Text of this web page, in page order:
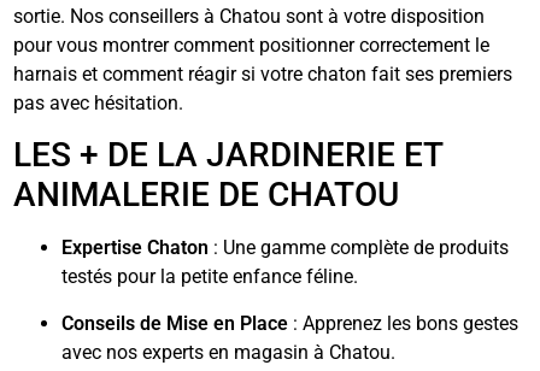
sortie. Nos conseillers à Chatou sont à votre disposition
pour vous montrer comment positionner correctement le
harnais et comment réagir si votre chaton fait ses premiers
pas avec hésitation.
LES + DE LA JARDINERIE ET
ANIMALERIE DE CHATOU
Expertise Chaton : Une gamme complète de produits
testés pour la petite enfance féline.
Conseils de Mise en Place : Apprenez les bons gestes
avec nos experts en magasin à Chatou.